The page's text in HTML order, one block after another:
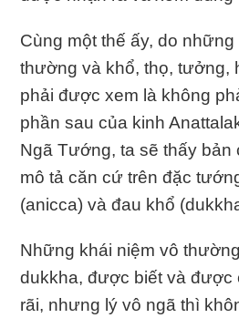
Cùng một thế ấy, do
thường và khổ, thọ, tưởng,
phải được xem là không
phần sau của kinh
Ngã Tướng, ta sẽ thấy bản
mô tả căn cứ trên đặc
(anicca) và đau khổ
Những khái niệm vô
dukkha, được biết và được
rãi, nhưng lý vô ngã thì